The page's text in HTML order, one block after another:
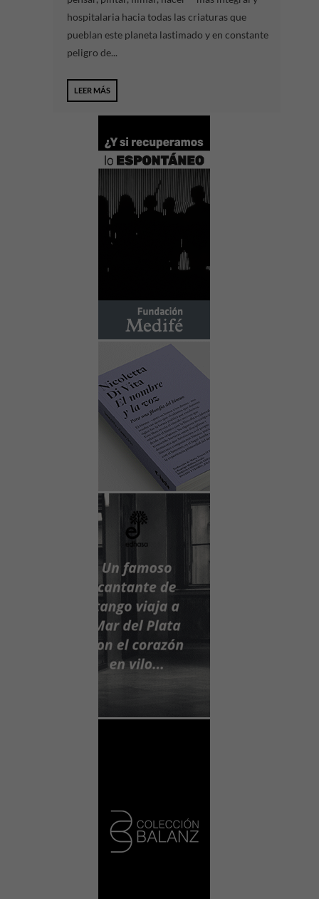
hospitalaria hacia todas las criaturas que
pueblan este planeta lastimado y en constante
peligro de...
LEER MÁS